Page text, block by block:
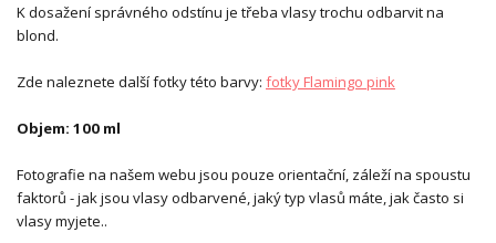
K dosažení správného odstínu je třeba vlasy trochu odbarvit na
blond.
Zde naleznete další fotky této barvy: fotky Flamingo pink
Objem: 100 ml
Fotografie na našem webu jsou pouze orientační, záleží na spoustu
faktorů - jak jsou vlasy odbarvené, jaký typ vlasů máte, jak často si
vlasy myjete..